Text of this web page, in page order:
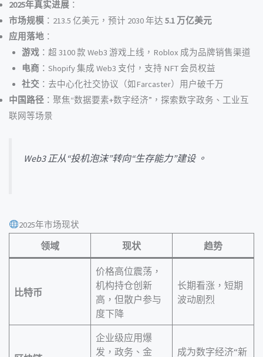
2025年真实进展 ：
市场规模 ：213.5 亿美元，预计 2030 年达 5.1 万亿美元
应用落地 ：
游戏：超 3100 款 Web3 游戏上线，Roblox 成为品牌销售渠道
电商：Shopify 集成 Web3 支付，支持 NFT 会员权益
社交 ：去中心化社交协议（如Farcaster）用户破千万
中国路径 ：聚焦“数据要素+数字经济”，探索数字政务、工业互
联网等场景
Web3 正从“投机泡沫”转向“生存能力”建设 。
2025年市场现状
领域 现状 趋势
比特币
价格高位震荡，
机构持仓创新
高，但散户参与
度下降
长期看涨，短期
波动剧烈
企业级应用爆
发，政务、金
成为数字经济“新